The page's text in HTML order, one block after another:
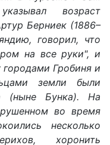
возраст
Берниек (1886–
говорил, что
на все руки", и
Гробиня и
земли были
(ныне Бунка). На
во время
несколько
хоронить